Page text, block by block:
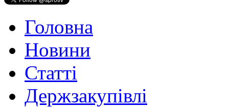
Головна
Новини
Статті
Держзакупівлі